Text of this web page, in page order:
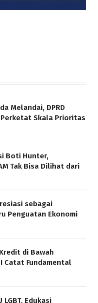
Melandai, DPRD
Skala Prioritas
Boti Hunter,
Tak Bisa Dilihat dari
sebagai
Penguatan Ekonomi
di Bawah
Catat Fundamental
LGBT, Edukasi